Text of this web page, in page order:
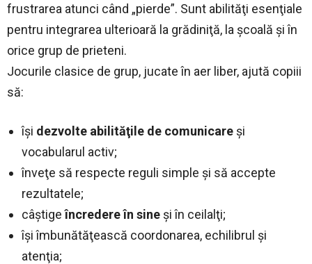
frustrarea atunci când „pierde”. Sunt abilităţi esenţiale
pentru integrarea ulterioară la grădiniţă, la şcoală şi în
orice grup de prieteni.
Jocurile clasice de grup, jucate în aer liber, ajută copiii
să:
îşi dezvolte abilităţile de comunicare şi
vocabularul activ;
înveţe să respecte reguli simple şi să accepte
rezultatele;
câştigeîncredere în sine şi în ceilalţi;
îşi îmbunătăţească coordonarea, echilibrul şi
atenţia;